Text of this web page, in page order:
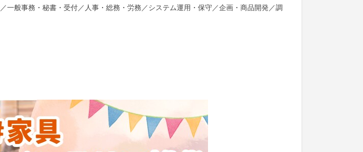
／一般事務・秘書・受付／ 人事・総務・労務 ／システム運用・保守／企画・商品開発 ／調